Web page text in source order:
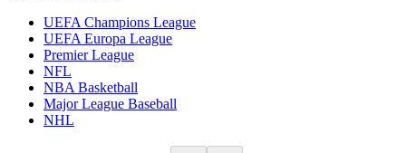
UEFA Champions League
UEFA Europa League
Premier League
NFL
NBA Basketball
Major League Baseball
NHL